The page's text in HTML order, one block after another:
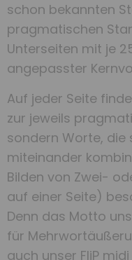
schon bekannten
pragmatischen
Unterseiten mit je
angepasster
Auf jeder Seite
zur jeweils
sondern Worte,
miteinander
Bilden von Zwei-
auf einer Seite)
Denn das Motto
für
auch unser FliP